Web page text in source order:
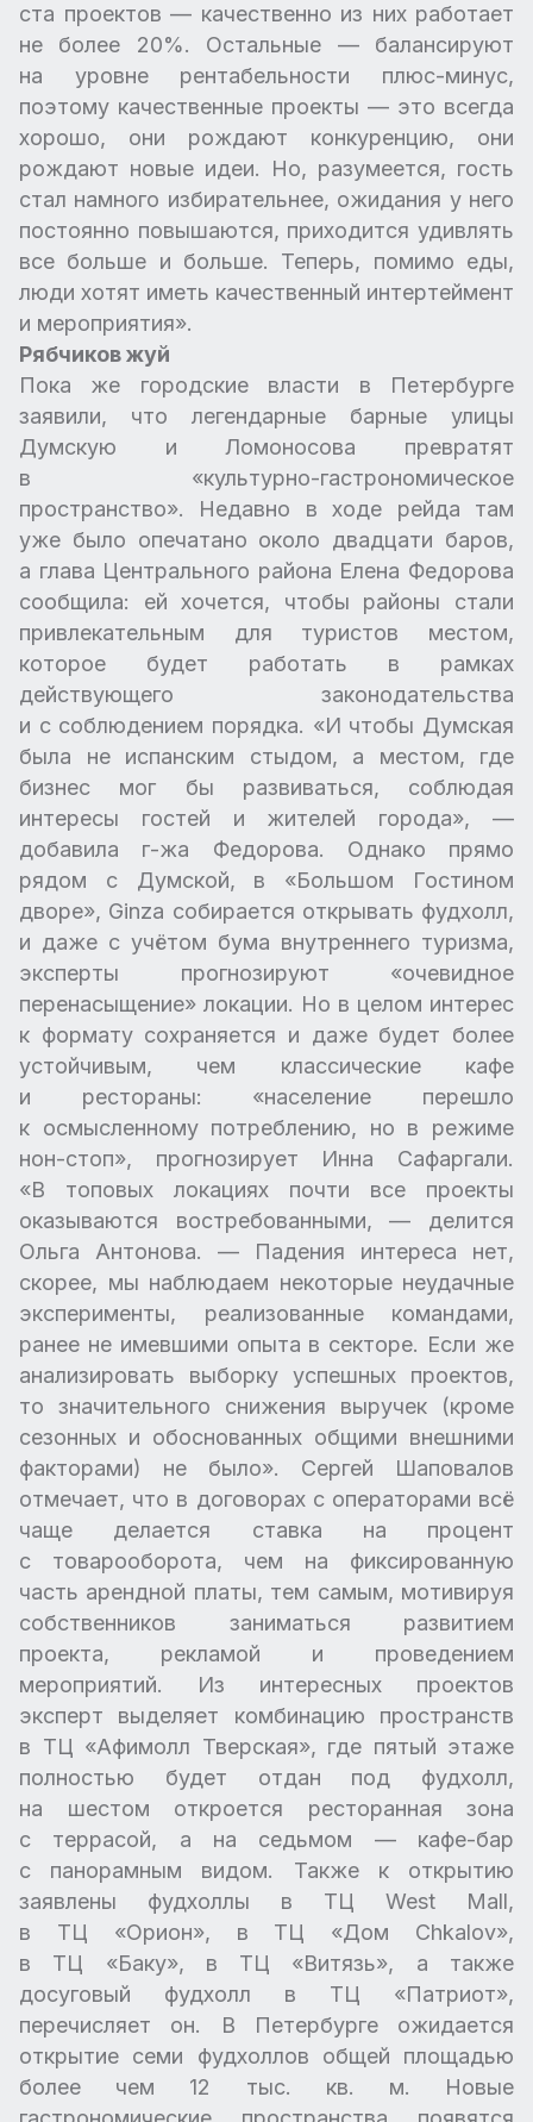
ста проектов — качественно из них работает
не более 20%. Остальные — балансируют
на уровне рентабельности плюс-минус,
поэтому качественные проекты — это всегда
хорошо, они рождают конкуренцию, они
рождают новые идеи. Но, разумеется, гость
стал намного избирательнее, ожидания у него
постоянно повышаются, приходится удивлять
все больше и больше. Теперь, помимо еды,
люди хотят иметь качественный интертеймент
и мероприятия».
Рябчиков жуй
Пока же городские власти в Петербурге
заявили, что легендарные барные улицы
Думскую и Ломоносова превратят
в «культурно-гастрономическое
пространство». Недавно в ходе рейда там
уже было опечатано около двадцати баров,
а глава Центрального района Елена Федорова
сообщила: ей хочется, чтобы районы стали
привлекательным для туристов местом,
которое будет работать в рамках
действующего законодательства
и с соблюдением порядка. «И чтобы Думская
была не испанским стыдом, а местом, где
бизнес мог бы развиваться, соблюдая
интересы гостей и жителей города», —
добавила г-жа Федорова. Однако прямо
рядом с Думской, в «Большом Гостином
дворе», Ginza собирается открывать фудхолл,
и даже с учётом бума внутреннего туризма,
эксперты прогнозируют «очевидное
перенасыщение» локации. Но в целом интерес
к формату сохраняется и даже будет более
устойчивым, чем классические кафе
и рестораны: «население перешло
к осмысленному потреблению, но в режиме
нон-стоп», прогнозирует Инна Сафаргали.
«В топовых локациях почти все проекты
оказываются востребованными, — делится
Ольга Антонова. — Падения интереса нет,
скорее, мы наблюдаем некоторые неудачные
эксперименты, реализованные командами,
ранее не имевшими опыта в секторе. Если же
анализировать выборку успешных проектов,
то значительного снижения выручек (кроме
сезонных и обоснованных общими внешними
факторами) не было». Сергей Шаповалов
отмечает, что в договорах с операторами всё
чаще делается ставка на процент
с товарооборота, чем на фиксированную
часть арендной платы, тем самым, мотивируя
собственников заниматься развитием
проекта, рекламой и проведением
мероприятий. Из интересных проектов
эксперт выделяет комбинацию пространств
в ТЦ «Афимолл Тверская», где пятый этаже
полностью будет отдан под фудхолл,
на шестом откроется ресторанная зона
с террасой, а на седьмом — кафе-бар
с панорамным видом. Также к открытию
заявлены фудхоллы в ТЦ West Mall,
в ТЦ «Орион», в ТЦ «Дом Chkalov»,
в ТЦ «Баку», в ТЦ «Витязь», а также
досуговый фудхолл в ТЦ «Патриот»,
перечисляет он. В Петербурге ожидается
открытие семи фудхоллов общей площадью
более чем 12 тыс. кв. м. Новые